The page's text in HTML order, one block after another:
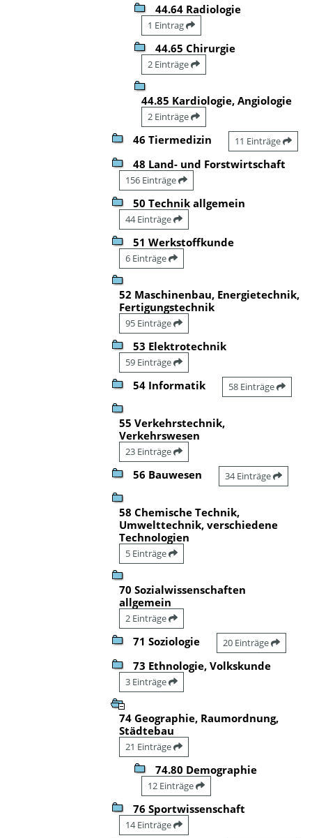
44.64 Radiologie
1 Eintrag
44.65 Chirurgie
2 Einträge
44.85 Kardiologie, Angiologie
2 Einträge
46 Tiermedizin 11 Einträge
48 Land- und Forstwirtschaft
156 Einträge
50 Technik allgemein
44 Einträge
51 Werkstoffkunde
6 Einträge
52 Maschinenbau, Energietechnik,
Fertigungstechnik
95 Einträge
53 Elektrotechnik
59 Einträge
54 Informatik 58 Einträge
55 Verkehrstechnik,
Verkehrswesen
23 Einträge
56 Bauwesen 34 Einträge
58 Chemische Technik,
Umwelttechnik, verschiedene
Technologien
5 Einträge
70 Sozialwissenschaften
allgemein
2 Einträge
71 Soziologie 20 Einträge
73 Ethnologie, Volkskunde
3 Einträge
74 Geographie, Raumordnung,
Städtebau
21 Einträge
74.80 Demographie
12 Einträge
76 Sportwissenschaft
14 Einträge